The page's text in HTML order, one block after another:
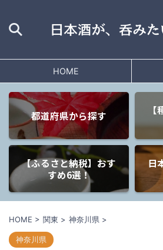
HOME
都道府県から探す
【ふるさと納税】おす
すめ6選！
日
HOME > 関東 > 神奈川県 >
神奈川県